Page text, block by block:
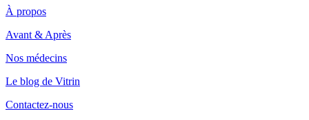
À propos
Avant & Après
Nos médecins
Le blog de Vitrin
Contactez-nous